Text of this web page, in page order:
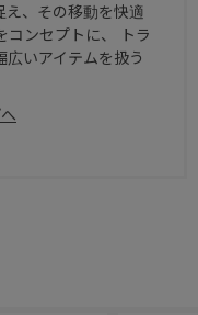
、その移動を快適
コンセプトに、 トラ
いアイテムを扱う